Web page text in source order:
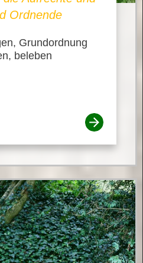
Ordnende
Grundordnung
beleben